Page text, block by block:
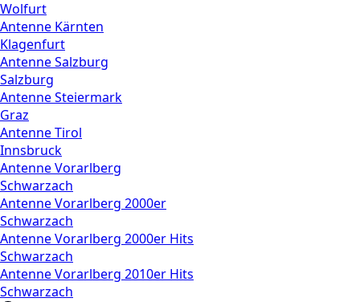
Wolfurt
Antenne Kärnten
Klagenfurt
Antenne Salzburg
Salzburg
Antenne Steiermark
Graz
Antenne Tirol
Innsbruck
Antenne Vorarlberg
Schwarzach
Antenne Vorarlberg 2000er
Schwarzach
Antenne Vorarlberg 2000er Hits
Schwarzach
Antenne Vorarlberg 2010er Hits
Schwarzach